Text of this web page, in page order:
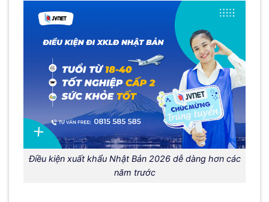
Điều kiện xuất khẩu Nhật Bản 2026 dễ dàng hơn các
năm trước